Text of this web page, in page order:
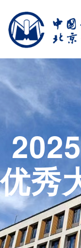
优秀